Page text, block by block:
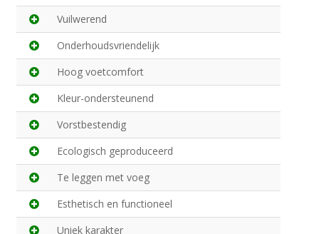
Vuilwerend
Onderhoudsvriendelijk
Hoog voetcomfort
Kleur-ondersteunend
Vorstbestendig
Ecologisch geproduceerd
Te leggen met voeg
Esthetisch en functioneel
Uniek karakter